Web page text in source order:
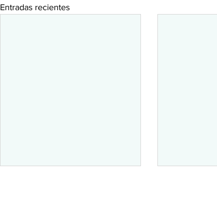
Entradas recientes